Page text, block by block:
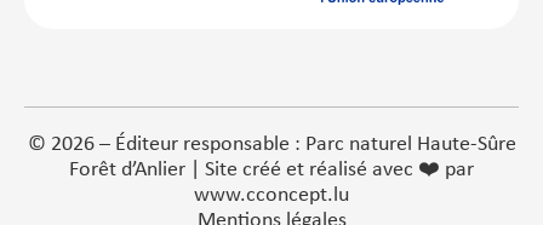
© 2026 – Éditeur responsable : Parc naturel Haute-Sûre
Forêt d’Anlier | Site créé et réalisé avec ❤️ par
www.cconcept.lu
Mentions légales